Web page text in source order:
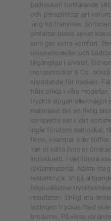
badrocken fortfarande
och presenterar ert
lång tid framöver.
omfattar bland annat
som ger extra komfort.
unisexmodeller och
tillgängliga i urvalet.
morgonrockar & Co.
skyddande för nacken.
hålls enkla i våra
tryckta slogan eller något
materialet blir en riktig
kompletta set i vårt
ingår förutom badrockar,
flops, svampar eller
kan ni sätta ihop er
individuellt. I det första
reklammaterial. Nästa
reklamtryck. Vi på
högkvalitativa
resultaten. Enligt era
antingen tryckas med
broderas. På vissa